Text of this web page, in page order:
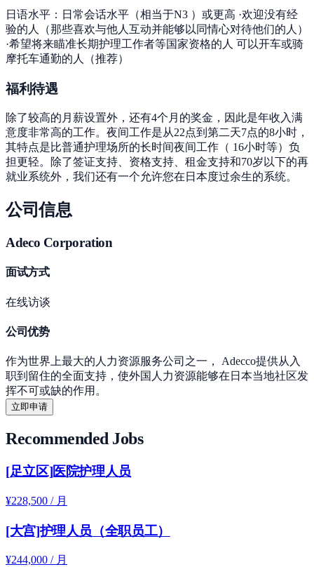
日语水平：日常会话水平（相当于N3 ）或更高 ·欢迎没有经
验的人（那些喜欢与他人互动并能够以同情心对待他们的人）
·希望将来瞄准长期护理工作者等国家资格的人 可以开车或骑
摩托车通勤的人（推荐）
福利待遇
除了较高的月薪设置外，还有4个月的奖金，因此是年收入满
意度非常高的工作。夜间工作是从22点到第二天7点的8小时，
其特点是比普通护理场所的长时间夜间工作（ 16小时等）负
担更轻。除了签证支持、资格支持、租金支持和70岁以下的再
就业系统外，我们还有一个允许您在日本度过余生的系统。
公司信息
Adeco Corporation
面试方式
在线访谈
公司优势
作为世界上最大的人力资源服务公司之一， Adecco提供从入
职到留住的全面支持，使外国人力资源能够在日本当地社区发
挥不可或缺的作用。
立即申请
Recommended Jobs
[足立区]医院护理人员
¥228,500 / 月
[大宫]护理人员（全职员工）
¥244,000 / 月